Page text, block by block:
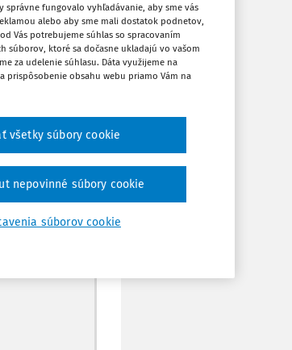
na 10
Obľúbené
Stiahnuť
správne fungovalo vyhľadávanie, aby sme vás
alebo aby sme mali dostatok podnetov,
Vás potrebujeme súhlas so spracovaním
súborov, ktoré sa dočasne ukladajú vo vašom
za udelenie súhlasu. Dáta využijeme na
prispôsobenie obsahu webu priamo Vám na
súborov cookie
nepovinné súbory cookie
všetky súbory cookie